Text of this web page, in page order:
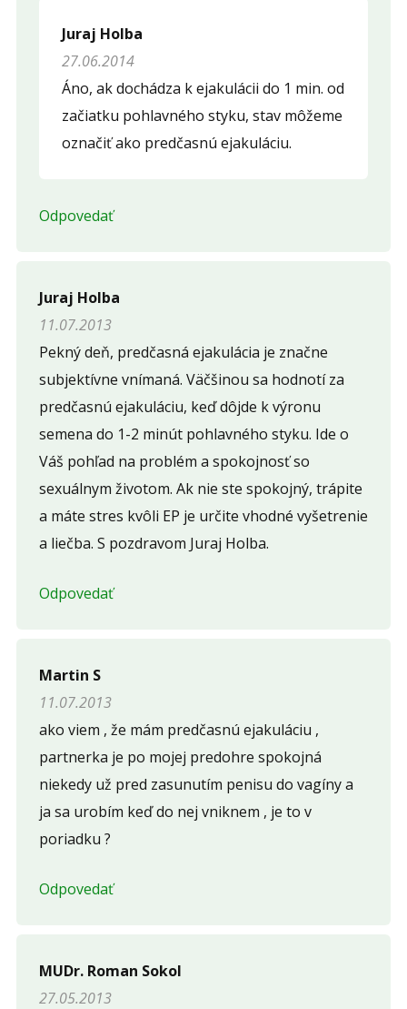
Juraj Holba
27.06.2014
Áno, ak dochádza k ejakulácii do 1 min. od
začiatku pohlavného styku, stav môžeme
označiť ako predčasnú ejakuláciu.
Odpovedať
Juraj Holba
11.07.2013
Pekný deň, predčasná ejakulácia je značne
subjektívne vnímaná. Väčšinou sa hodnotí za
predčasnú ejakuláciu, keď dôjde k výronu
semena do 1-2 minút pohlavného styku. Ide o
Váš pohľad na problém a spokojnosť so
sexuálnym životom. Ak nie ste spokojný, trápite
a máte stres kvôli EP je určite vhodné vyšetrenie
a liečba. S pozdravom Juraj Holba.
Odpovedať
Martin S
11.07.2013
ako viem , že mám predčasnú ejakuláciu ,
partnerka je po mojej predohre spokojná
niekedy už pred zasunutím penisu do vagíny a
ja sa urobím keď do nej vniknem , je to v
poriadku ?
Odpovedať
MUDr. Roman Sokol
27.05.2013